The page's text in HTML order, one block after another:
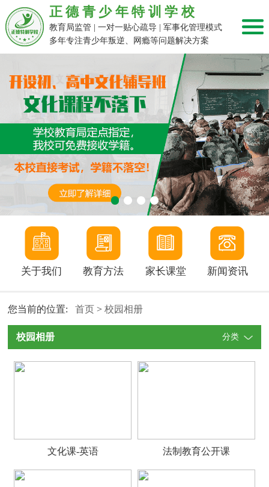
正德青少年特训学校
教育局监管 | 一对一贴心疏导 | 军事化管理模式
多年专注青少年叛逆、网瘾等问题解决方案
关于我们 教育方法 家长课堂 新闻资讯
您当前的位置:首页 >校园相册
校园相册 分类
文化课-英语 法制教育公开课